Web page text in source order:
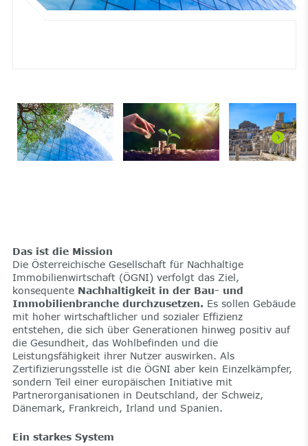
Das ist die Mission
Die Österreichische Gesellschaft für Nachhaltige
Immobilienwirtschaft (ÖGNI) verfolgt das Ziel,
konsequente Nachhaltigkeit in der Bau- und
Immobilienbranche durchzusetzen. Es sollen Gebäude
mit hoher wirtschaftlicher und sozialer Effizienz
entstehen, die sich über Generationen hinweg positiv auf
die Gesundheit, das Wohlbefinden und die
Leistungsfähigkeit ihrer Nutzer auswirken. Als
Zertifizierungsstelle ist die ÖGNI aber kein Einzelkämpfer,
sondern Teil einer europäischen Initiative mit
Partnerorganisationen in Deutschland, der Schweiz,
Dänemark, Frankreich, Irland und Spanien.
Ein starkes System